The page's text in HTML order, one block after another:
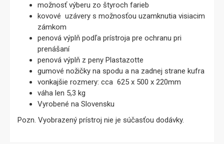
možnosť výberu zo štyroch farieb
kovové uzávery s možnosťou uzamknutia visiacim
zámkom
penová výplň podľa prístroja pre ochranu pri
prenášaní
penová výplň z peny Plastazotte
gumové nožičky na spodu a na zadnej strane kufra
vonkajšie rozmery: cca 625 x 500 x 220mm
váha len 5,3 kg
Vyrobené na Slovensku
Pozn. Vyobrazený prístroj nie je súčasťou dodávky.